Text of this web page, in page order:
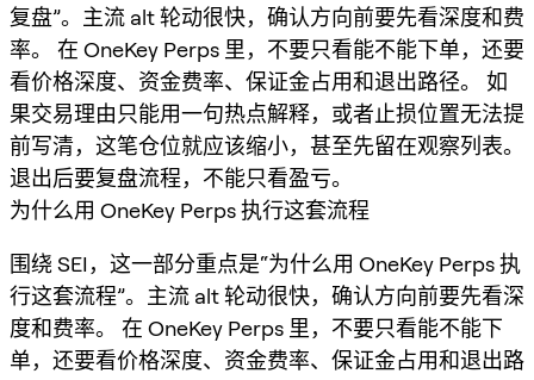
复盘”。主流 alt 轮动很快，确认方向前要先看深度和费
率。 在 OneKey Perps 里，不要只看能不能下单，还要
看价格深度、资金费率、保证金占用和退出路径。 如
果交易理由只能用一句热点解释，或者止损位置无法提
前写清，这笔仓位就应该缩小，甚至先留在观察列表。
退出后要复盘流程，不能只看盈亏。
为什么用 OneKey Perps 执行这套流程
围绕 SEI，这一部分重点是“为什么用 OneKey Perps 执
行这套流程”。主流 alt 轮动很快，确认方向前要先看深
度和费率。 在 OneKey Perps 里，不要只看能不能下
单，还要看价格深度、资金费率、保证金占用和退出路